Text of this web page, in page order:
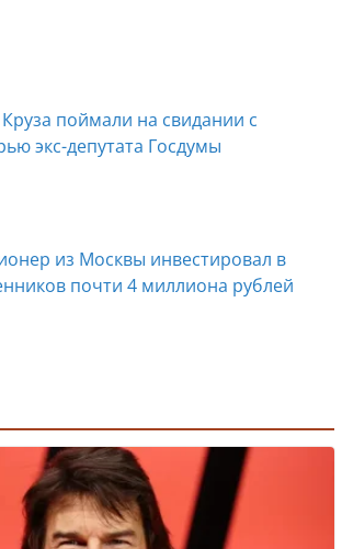
поймали на свидании с
экс-депутата Госдумы
из Москвы инвестировал в
почти 4 миллиона рублей
мэр Кургана Елена Ситникова, в
прошли обыски
ответила на требования вырезать